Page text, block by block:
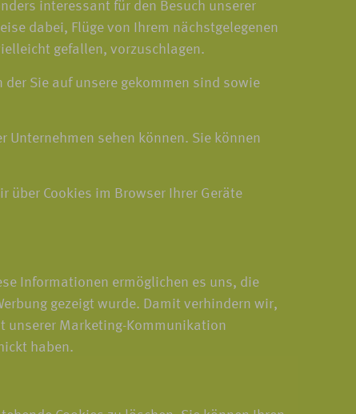
interessant für den Besuch unserer
dabei, Flüge von Ihrem nächstgelegenen
gefallen, vorzuschlagen.
der Sie auf unsere gekommen sind sowie
Unternehmen sehen können. Sie können
über Cookies im Browser Ihrer Geräte
Informationen ermöglichen es uns, die
gezeigt wurde. Damit verhindern wir,
unserer Marketing-Kommunikation
haben.